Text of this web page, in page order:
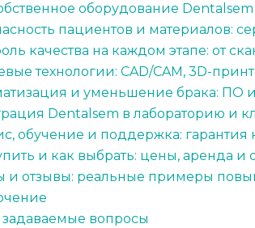
оборудование
пациентов и материалов:
качества на каждом этапе: от
технологии: CAD/CAM, 3D-
и уменьшение брака: ПО
Dentalsem в лабораторию и
обучение и поддержка: гарантия
и как выбрать: цены, аренда
и отзывы: реальные примеры
задаваемые вопросы